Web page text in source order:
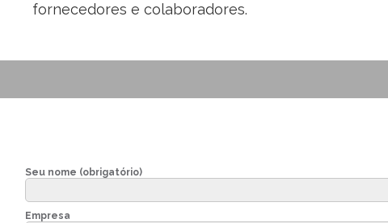
fornecedores e colaboradores.
Seu nome (obrigatório)
Empresa